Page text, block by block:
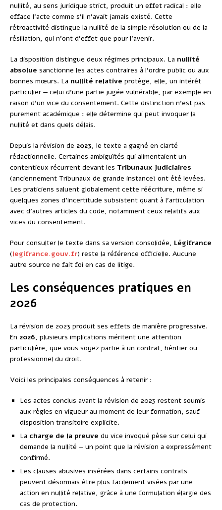
nullité, au sens juridique strict, produit un effet radical : elle
efface l’acte comme s’il n’avait jamais existé. Cette
rétroactivité distingue la nullité de la simple résolution ou de la
résiliation, qui n’ont d’effet que pour l’avenir.
La disposition distingue deux régimes principaux. La nullité
absolue sanctionne les actes contraires à l’ordre public ou aux
bonnes mœurs. La nullité relative protège, elle, un intérêt
particulier — celui d’une partie jugée vulnérable, par exemple en
raison d’un vice du consentement. Cette distinction n’est pas
purement académique : elle détermine qui peut invoquer la
nullité et dans quels délais.
Depuis la révision de 2023, le texte a gagné en clarté
rédactionnelle. Certaines ambiguïtés qui alimentaient un
contentieux récurrent devant les Tribunaux judiciaires
(anciennement Tribunaux de grande instance) ont été levées.
Les praticiens saluent globalement cette réécriture, même si
quelques zones d’incertitude subsistent quant à l’articulation
avec d’autres articles du code, notamment ceux relatifs aux
vices du consentement.
Pour consulter le texte dans sa version consolidée, Légifrance
(legifrance.gouv.fr) reste la référence officielle. Aucune
autre source ne fait foi en cas de litige.
Les conséquences pratiques en
2026
La révision de 2023 produit ses effets de manière progressive.
En 2026, plusieurs implications méritent une attention
particulière, que vous soyez partie à un contrat, héritier ou
professionnel du droit.
Voici les principales conséquences à retenir :
Les actes conclus avant la révision de 2023 restent soumis
aux règles en vigueur au moment de leur formation, sauf
disposition transitoire explicite.
La charge de la preuve du vice invoqué pèse sur celui qui
demande la nullité — un point que la révision a expressément
confirmé.
Les clauses abusives insérées dans certains contrats
peuvent désormais être plus facilement visées par une
action en nullité relative, grâce à une formulation élargie des
cas de protection.